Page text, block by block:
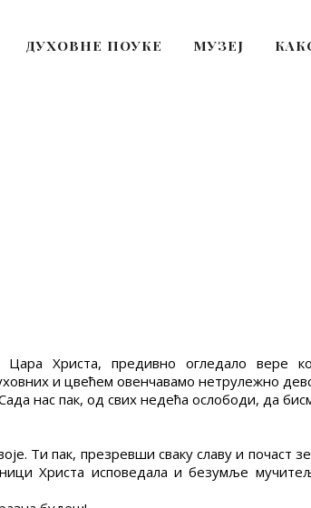
ДУХОВНЕ ПОУКЕ МУЗЕЈ
Цара Христа, предивно огледало вере
и цвећем овенчавамо нетрулежно
нас пак, од свих недећа ослободи, да
Ти пак, презревши сваку славу и почаст
Христа исповедала и безумље